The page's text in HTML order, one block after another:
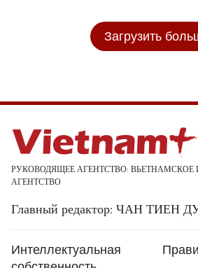
Загрузить
РУКОВОДЯЩЕЕ АГЕНТСТВО:
АГЕНТСТВО
Главный редактор: ЧАН ТИЕН
Интеллектуальная